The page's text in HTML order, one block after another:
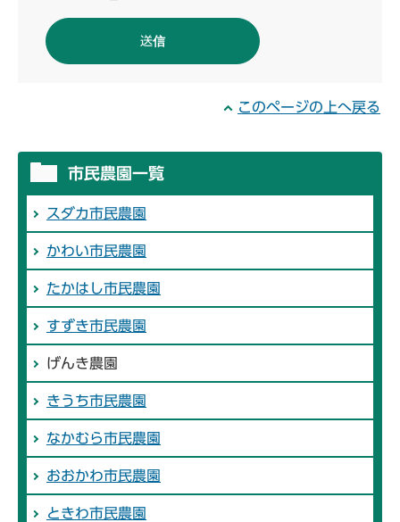
このページの上へ戻る
市民農園一覧
スダカ市民農園
かわい市民農園
たかはし市民農園
すずき市民農園
げんき農園
きうち市民農園
なかむら市民農園
おおかわ市民農園
ときわ市民農園